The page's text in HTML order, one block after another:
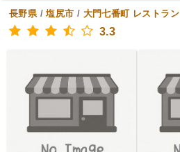
長野県/塩尻市 / 大門七番町 レストラン
3.3